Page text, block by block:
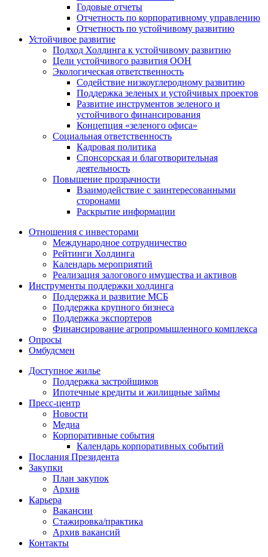
Годовые отчеты
Отчетность по корпоративному управлению
Отчетность по устойчивому развитию
Устойчивое развитие
Подход Холдинга к устойчивому развитию
Цели устойчивого развития ООН
Экологическая ответственность
Содействие низкоуглеродному развитию
Поддержка зеленых и устойчивых проектов
Развитие инструментов зеленого и
устойчивого финансирования
Концепция «зеленого офиса»
Социальная ответственность
Кадровая политика
Спонсорская и благотворительная
деятельность
Повышение прозрачности
Взаимодействие с заинтересованными
сторонами
Раскрытие информации
Отношения с инвесторами
Международное сотрудничество
Рейтинги Холдинга
Календарь мероприятий
Реализация залогового имущества и активов
Инструменты поддержки холдинга
Поддержка и развитие МСБ
Поддержка крупного бизнеса
Поддержка экспортеров
Финансирование агропромышленного комплекса
Опросы
Омбудсмен
Доступное жилье
Поддержка застройщиков
Ипотечные кредиты и жилищные займы
Пресс-центр
Новости
Медиа
Корпоративные события
Календарь корпоративных событий
Послания Президента
Закупки
План закупок
Архив
Карьера
Вакансии
Стажировка/практика
Архив вакансий
Контакты